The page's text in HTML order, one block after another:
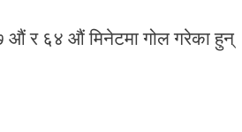
र ६४ औं मिनेटमा गोल गरेका हुन्